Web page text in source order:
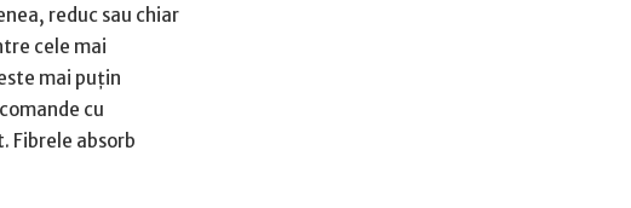
reduc sau chiar
cele mai
mai puţin
cu
Fibrele absorb